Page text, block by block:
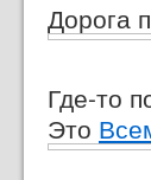
Дорога
Где-то
Это